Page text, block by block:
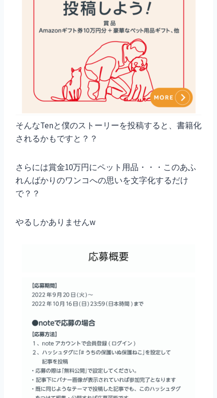
そんなTenと僕のストーリーを投稿すると、書籍化
されるかもですと？？
さらには賞金10万円にペット用品・・・このあふ
れんばかりのワンコへの思いを文字化するだけ
で？？
やるしかありませんw